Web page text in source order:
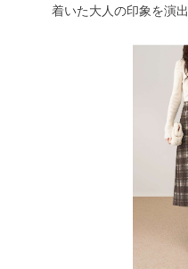
着いた大人の印象を演出